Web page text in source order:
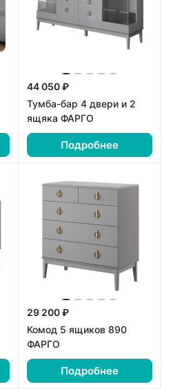
44 050 ₽
Тумба-бар 4 двери и 2
ящяка ФАРГО
Подробнее
29 200 ₽
Комод 5 ящиков 890
ФАРГО
Подробнее